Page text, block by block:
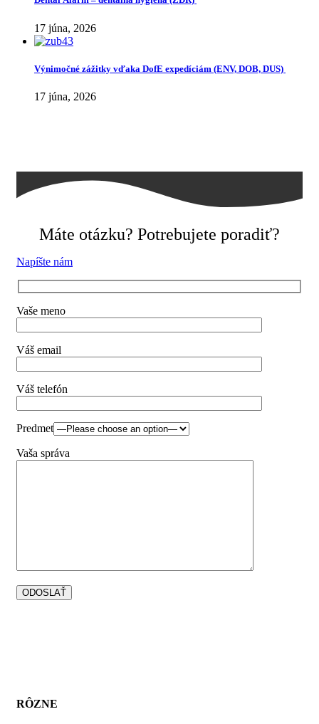
17 júna, 2026
Výnimočné zážitky vďaka DofE expedíciám (ENV, DOB, DUS)
17 júna, 2026
Máte otázku? Potrebujete poradiť?
Napíšte nám
Vaše meno
Váš email
Váš telefón
Predmet
Vaša správa
RÔZNE